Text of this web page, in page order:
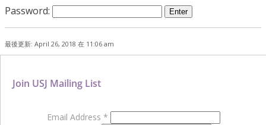
Password:
最後更新: April 26, 2018 在 11:06 am
Join USJ Mailing List
Email Address *